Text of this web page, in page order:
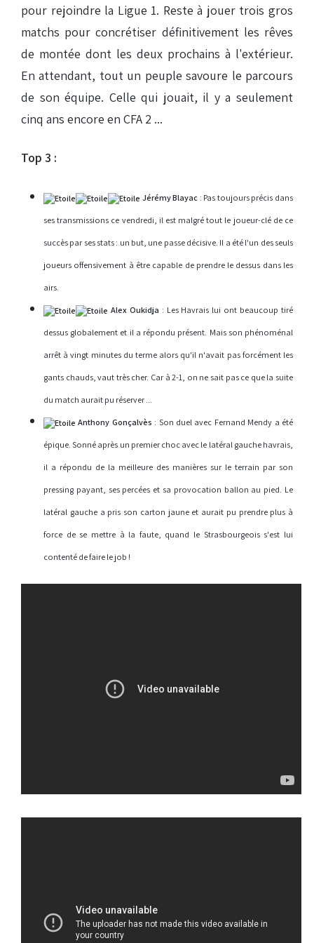
pour rejoindre la Ligue 1. Reste à jouer trois gros
matchs pour concrétiser définitivement les rêves
de montée dont les deux prochains à l'extérieur.
En attendant, tout un peuple savoure le parcours
de son équipe. Celle qui jouait, il y a seulement
cinq ans encore en CFA 2 ...
Top 3 :
Jérémy Blayac : Pas toujours précis dans
ses transmissions ce vendredi, il est malgré tout le joueur-clé de ce
succès par ses stats : un but, une passe décisive. Il a été l'un des seuls
joueurs offensivement à être capable de prendre le dessus dans les
airs.
Alex Oukidja : Les Havrais lui ont beaucoup tiré
dessus globalement et il a répondu présent. Mais son phénoménal
arrêt à vingt minutes du terme alors qu'il n'avait pas forcément les
gants chauds, vaut très cher. Car à 2-1, on ne sait pas ce que la suite
du match aurait pu réserver ...
Anthony Gonçalvès : Son duel avec Fernand Mendy a été
épique. Sonné après un premier choc avec le latéral gauche havrais,
il a répondu de la meilleure des manières sur le terrain par son
pressing payant, ses percées et sa provocation ballon au pied. Le
latéral gauche a pris son carton jaune et aurait pu prendre plus à
force de se mettre à la faute, quand le Strasbourgeois s'est lui
contenté de faire le job !